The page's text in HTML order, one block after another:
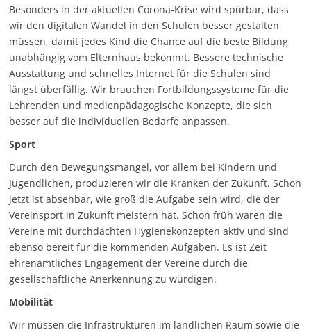
Besonders in der aktuellen Corona-Krise wird spürbar, dass
wir den digitalen Wandel in den Schulen besser gestalten
müssen, damit jedes Kind die Chance auf die beste Bildung
unabhängig vom Elternhaus bekommt. Bessere technische
Ausstattung und schnelles Internet für die Schulen sind
längst überfällig. Wir brauchen Fortbildungssysteme für die
Lehrenden und medienpädagogische Konzepte, die sich
besser auf die individuellen Bedarfe anpassen.
Sport
Durch den Bewegungsmangel, vor allem bei Kindern und
Jugendlichen, produzieren wir die Kranken der Zukunft. Schon
jetzt ist absehbar, wie groß die Aufgabe sein wird, die der
Vereinsport in Zukunft meistern hat. Schon früh waren die
Vereine mit durchdachten Hygienekonzepten aktiv und sind
ebenso bereit für die kommenden Aufgaben. Es ist Zeit
ehrenamtliches Engagement der Vereine durch die
gesellschaftliche Anerkennung zu würdigen.
Mobilität
Wir müssen die Infrastrukturen im ländlichen Raum sowie die